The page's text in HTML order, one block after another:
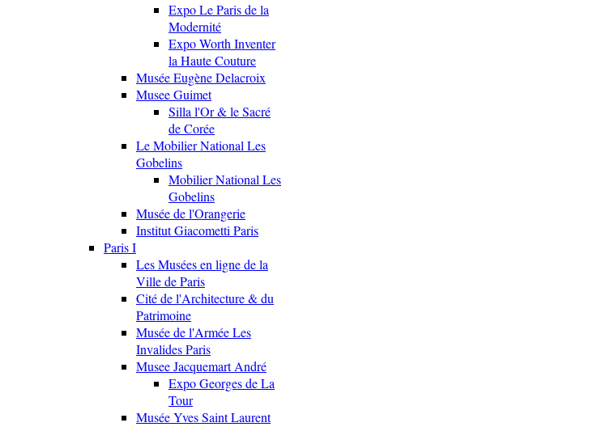
Expo Le Paris de la
Modernité
Expo Worth Inventer
la Haute Couture
Musée Eugène Delacroix
Musee Guimet
Silla l'Or & le Sacré
de Corée
Le Mobilier National Les
Gobelins
Mobilier National Les
Gobelins
Musée de l'Orangerie
Institut Giacometti Paris
Paris I
Les Musées en ligne de la
Ville de Paris
Cité de l'Architecture & du
Patrimoine
Musée de l'Armée Les
Invalides Paris
Musee Jacquemart André
Expo Georges de La
Tour
Musée Yves Saint Laurent